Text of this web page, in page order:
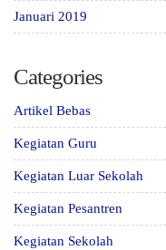
Januari 2019
Categories
Artikel Bebas
Kegiatan Guru
Kegiatan Luar Sekolah
Kegiatan Pesantren
Kegiatan Sekolah